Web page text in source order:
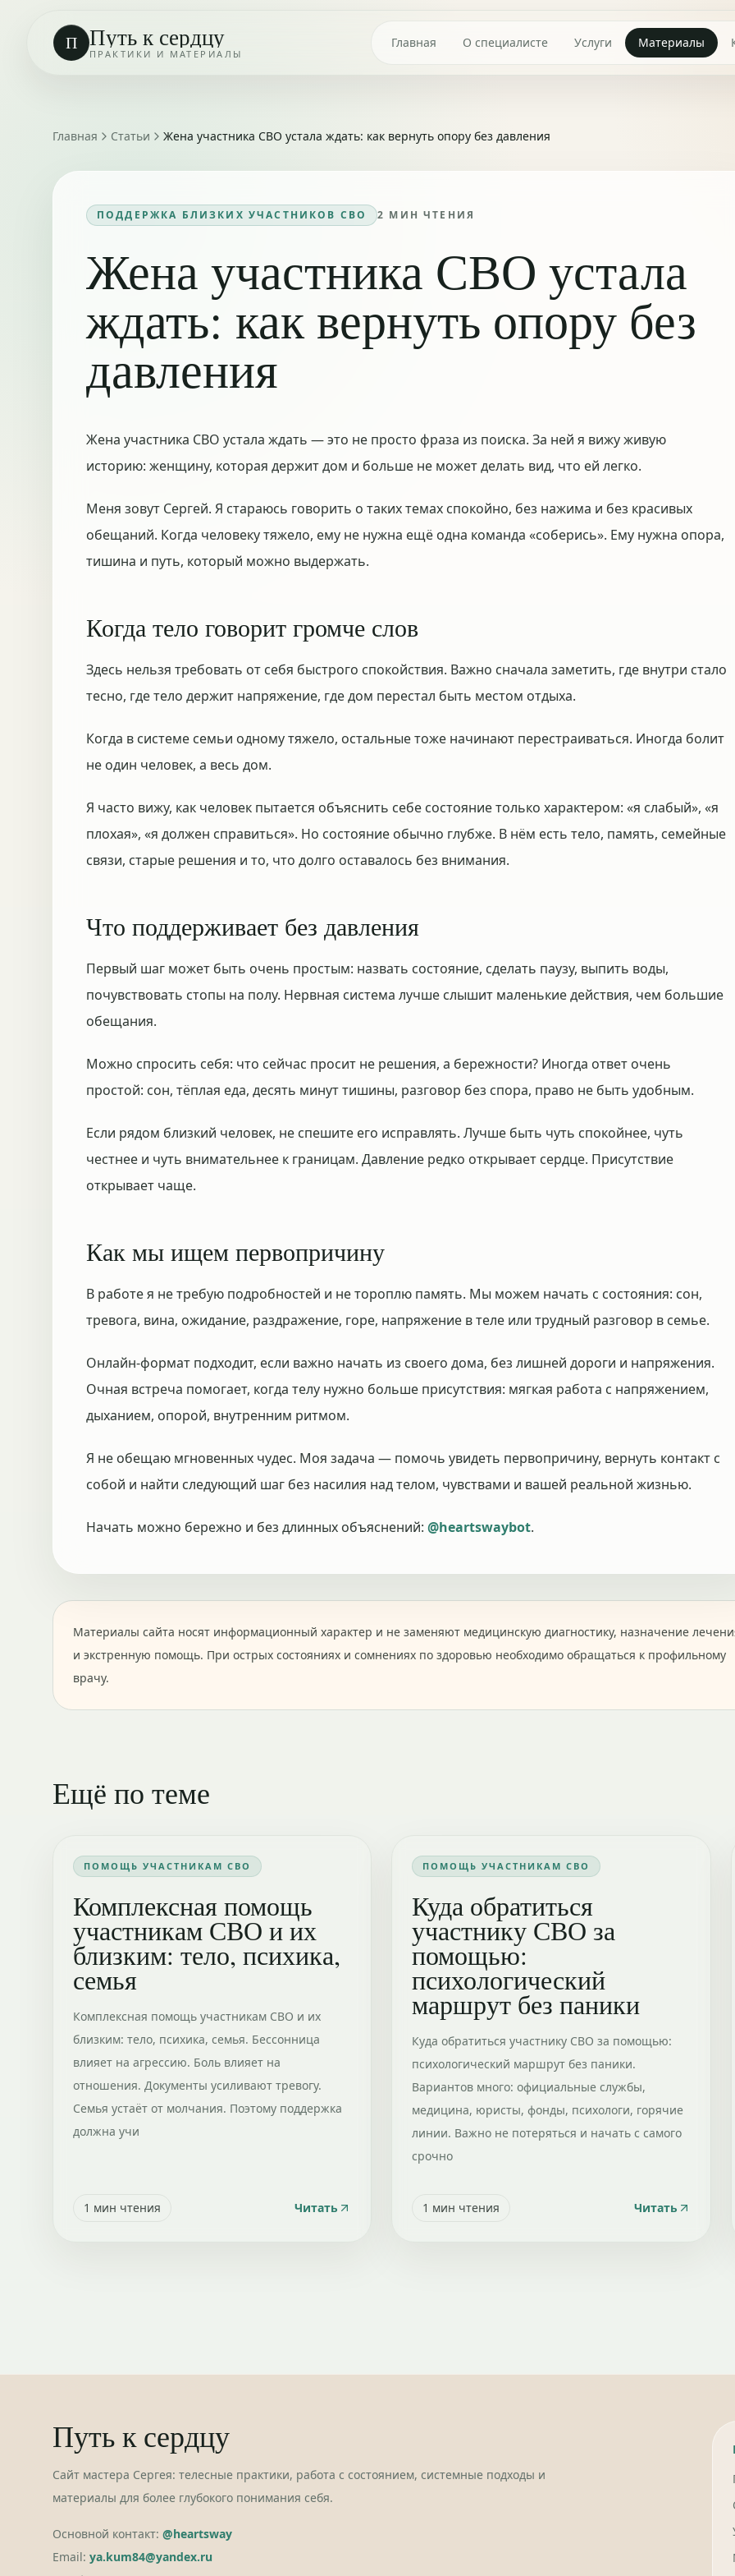
П Путь к сердцу
ПРАКТИКИ И МАТЕРИАЛЫ
Главная О специалисте Услуги Материалы
Главная Статьи Жена участника СВО устала ждать: как вернуть опору без давления
ПОДДЕРЖКА БЛИЗКИХ УЧАСТНИКОВ СВО 2 МИН ЧТЕНИЯ
Жена участника СВО устала
ждать: как вернуть опору без
давления
Жена участника СВО устала ждать — это не просто фраза из поиска. За ней я вижу живую
историю: женщину, которая держит дом и больше не может делать вид, что ей легко.
Меня зовут Сергей. Я стараюсь говорить о таких темах спокойно, без нажима и без красивых
обещаний. Когда человеку тяжело, ему не нужна ещё одна команда «соберись». Ему нужна опора,
тишина и путь, который можно выдержать.
Когда тело говорит громче слов
Здесь нельзя требовать от себя быстрого спокойствия. Важно сначала заметить, где внутри стало
тесно, где тело держит напряжение, где дом перестал быть местом отдыха.
Когда в системе семьи одному тяжело, остальные тоже начинают перестраиваться. Иногда болит
не один человек, а весь дом.
Я часто вижу, как человек пытается объяснить себе состояние только характером: «я слабый», «я
плохая», «я должен справиться». Но состояние обычно глубже. В нём есть тело, память, семейные
связи, старые решения и то, что долго оставалось без внимания.
Что поддерживает без давления
Первый шаг может быть очень простым: назвать состояние, сделать паузу, выпить воды,
почувствовать стопы на полу. Нервная система лучше слышит маленькие действия, чем большие
обещания.
Можно спросить себя: что сейчас просит не решения, а бережности? Иногда ответ очень
простой: сон, тёплая еда, десять минут тишины, разговор без спора, право не быть удобным.
Если рядом близкий человек, не спешите его исправлять. Лучше быть чуть спокойнее, чуть
честнее и чуть внимательнее к границам. Давление редко открывает сердце. Присутствие
открывает чаще.
Как мы ищем первопричину
В работе я не требую подробностей и не тороплю память. Мы можем начать с состояния: сон,
тревога, вина, ожидание, раздражение, горе, напряжение в теле или трудный разговор в семье.
Онлайн-формат подходит, если важно начать из своего дома, без лишней дороги и напряжения.
Очная встреча помогает, когда телу нужно больше присутствия: мягкая работа с напряжением,
дыханием, опорой, внутренним ритмом.
Я не обещаю мгновенных чудес. Моя задача — помочь увидеть первопричину, вернуть контакт с
собой и найти следующий шаг без насилия над телом, чувствами и вашей реальной жизнью.
Начать можно бережно и без длинных объяснений: @heartswaybot.
Материалы сайта носят информационный характер и не заменяют медицинскую диагностику, назначение
и экстренную помощь. При острых состояниях и сомнениях по здоровью необходимо обращаться к профильному
врачу.
Ещё по теме
ПОМОЩЬ УЧАСТНИКАМ СВО
Комплексная помощь
участникам СВО и их
близким: тело, психика,
семья
Комплексная помощь участникам СВО и их
близким: тело, психика, семья. Бессонница
влияет на агрессию. Боль влияет на
отношения. Документы усиливают тревогу.
Семья устаёт от молчания. Поэтому поддержка
должна учи
1 мин чтения Читать
ПОМОЩЬ УЧАСТНИКАМ СВО
Куда обратиться
участнику СВО за
помощью:
психологический
маршрут без паники
Куда обратиться участнику СВО за помощью:
психологический маршрут без паники.
Вариантов много: официальные службы,
медицина, юристы, фонды, психологи, горячие
линии. Важно не потеряться и начать с самого
срочно
1 мин чтения Читать
Путь к сердцу
Сайт мастера Сергея: телесные практики, работа с состоянием, системные подходы и
материалы для более глубокого понимания себя.
Основной контакт: @heartsway
Email: ya.kum84@yandex.ru